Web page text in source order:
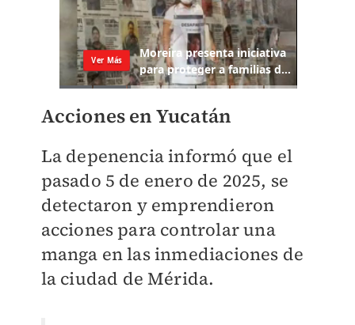
Acciones en Yucatán
La depenencia informó que el
pasado 5 de enero de 2025, se
detectaron y emprendieron
acciones para controlar una
manga en las inmediaciones de
la ciudad de Mérida.